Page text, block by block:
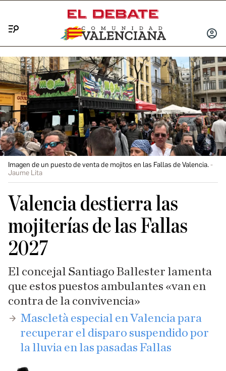
INICIAR
Imagen de un puesto de venta de mojitos en las Fallas de Valencia.
Jaume Lita
Valencia destierra las
mojiterías de las Fallas
2027
El concejal Santiago Ballester lamenta
que estos puestos ambulantes «van en
contra de la convivencia»
​Mascletà especial en Valencia para
recuperar el disparo suspendido por
la lluvia en las pasadas Fallas